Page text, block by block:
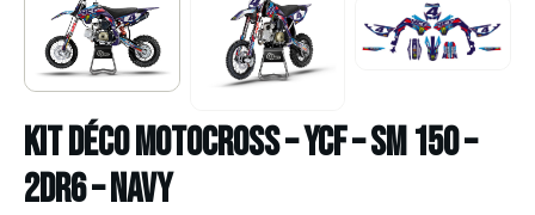
Kit déco Motocross – YCF – SM 150 –
2DR6 – NAVY